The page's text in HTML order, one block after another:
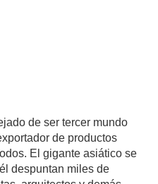
de ser tercer mundo
de productos
El gigante asiático se
despuntan miles de